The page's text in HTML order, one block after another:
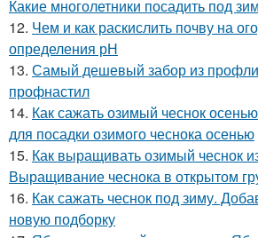
Какие многолетники посадить под
12. Чем и как раскислить почву на
определения рН
13. Самый дешевый забор из
профнастил
14. Как сажать озимый чеснок
для посадки озимого чеснока осенью
15. Как выращивать озимый чеснок
Выращивание чеснока в открытом
16. Как сажать чеснок под зиму.
новую подборку